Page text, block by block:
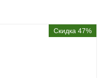
Скидка 47%